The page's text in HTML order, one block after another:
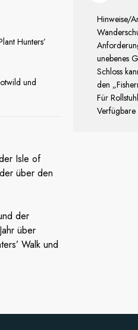
Hunters’
und
Isle of
über den
der
über
Walk und
Hinweise/
unebenes
Schloss
den
Für
Verfügbare